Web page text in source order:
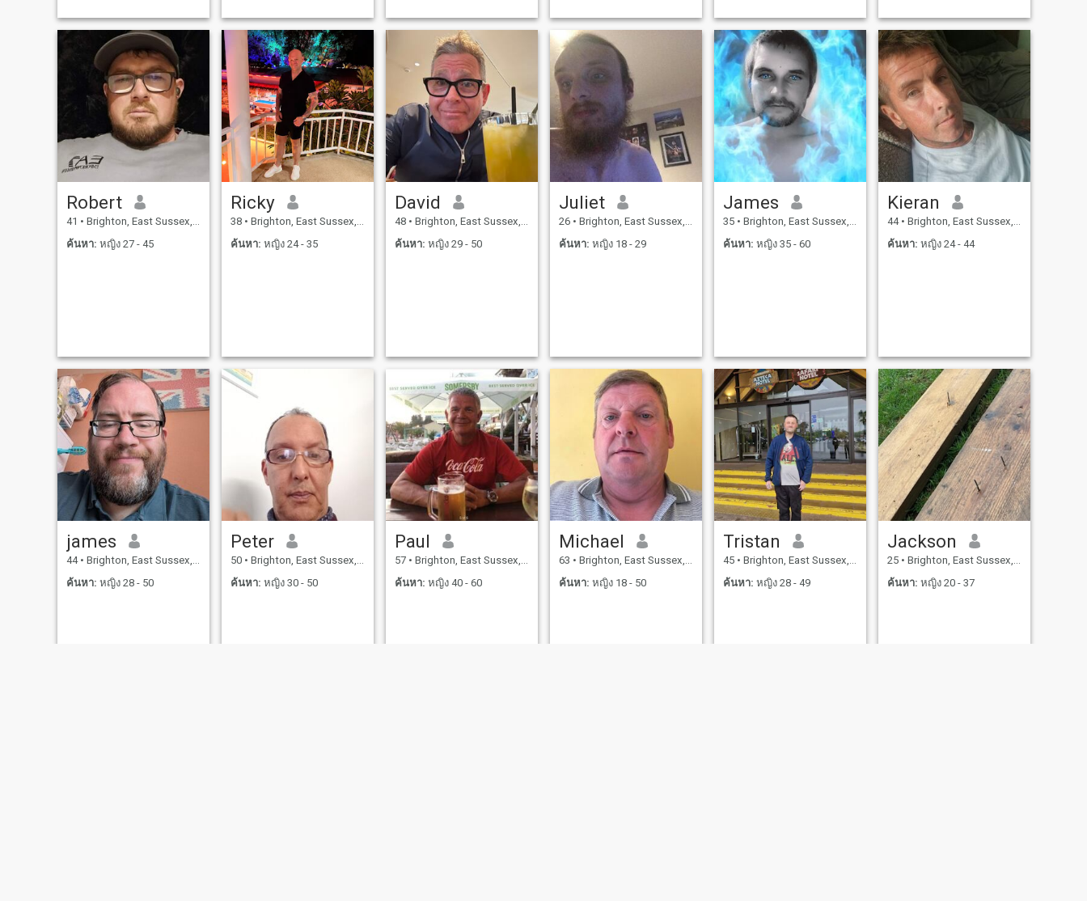
Robert
41 • Brighton, East Sussex, อังกฤษ
ค้นหา: หญิง 27 - 45
Ricky
38 • Brighton, East Sussex, อังกฤษ
ค้นหา: หญิง 24 - 35
David
48 • Brighton, East Sussex, อังกฤษ
ค้นหา: หญิง 29 - 50
Juliet
26 • Brighton, East Sussex, อังกฤษ
ค้นหา: หญิง 18 - 29
James
35 • Brighton, East Sussex, อังกฤษ
ค้นหา: หญิง 35 - 60
Kieran
44 • Brighton, East Sussex, อังกฤษ
ค้นหา: หญิง 24 - 44
james
44 • Brighton, East Sussex, อังกฤษ
ค้นหา: หญิง 28 - 50
Peter
50 • Brighton, East Sussex, อังกฤษ
ค้นหา: หญิง 30 - 50
Paul
57 • Brighton, East Sussex, อังกฤษ
ค้นหา: หญิง 40 - 60
Michael
63 • Brighton, East Sussex, อังกฤษ
ค้นหา: หญิง 18 - 50
Tristan
45 • Brighton, East Sussex, อังกฤษ
ค้นหา: หญิง 28 - 49
Jackson
25 • Brighton, East Sussex, อังกฤษ
ค้นหา: หญิง 20 - 37